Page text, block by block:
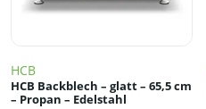
HCB
HCB Backblech – glatt – 65,5 cm
– Propan – Edelstahl